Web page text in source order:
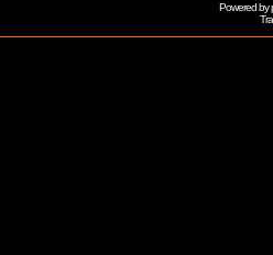
Powered by